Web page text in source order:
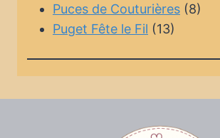
Puces de Couturières (8)
Puget Fête le Fil (13)